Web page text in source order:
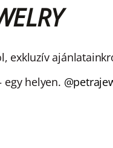
egy helyen.